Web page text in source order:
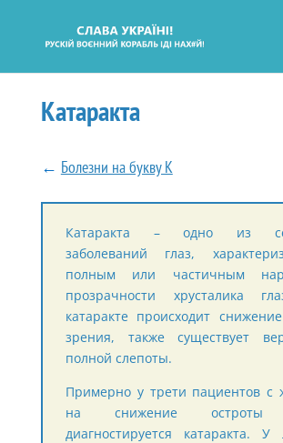
Катаракта
← Болезни на букву К
Катаракта – одно из
заболеваний глаз,
полным или частичным
прозрачности хрусталика
катаракте происходит
зрения, также существует
полной слепоты.
Примерно у трети пациентов с
на снижение остроты
диагностируется катаракта.